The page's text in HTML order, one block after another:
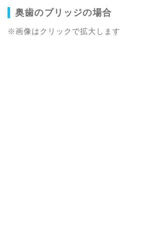
奥歯のブリッジの場合
※画像はクリックで拡大します